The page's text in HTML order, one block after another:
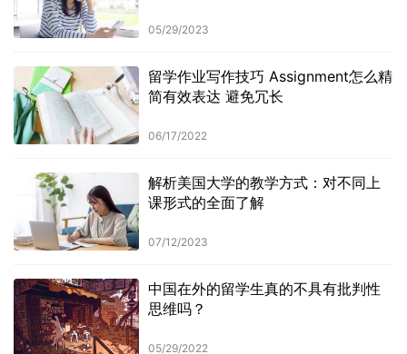
05/29/2023
留学作业写作技巧 Assignment怎么精
简有效表达 避免冗长
06/17/2022
解析美国大学的教学方式：对不同上
课形式的全面了解
07/12/2023
中国在外的留学生真的不具有批判性
思维吗？
05/29/2022